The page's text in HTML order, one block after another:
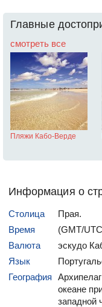
Главные
смотреть все
Пляжи Кабо-Верде
Коралловые рифы
Информация о
Столица
Прая.
Время
(GMT/
Валюта
эскудо
Язык
География
океане
западной